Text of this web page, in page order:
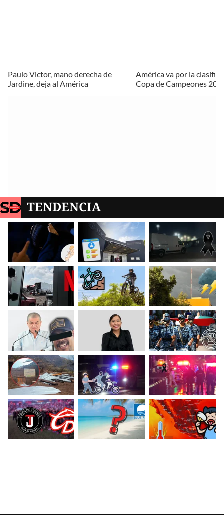
Paulo Victor, mano derecha de
Jardine, deja al América
América va por la
Copa de Campeones
TENDENCIA